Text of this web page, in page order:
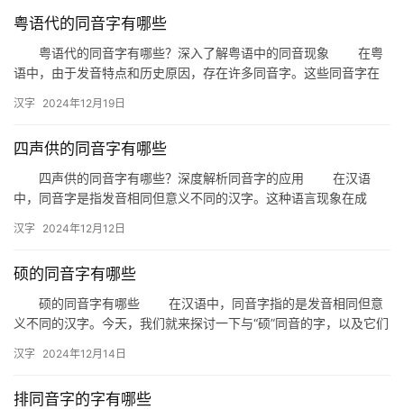
粤语代的同音字有哪些
粤语代的同音字有哪些？深入了解粤语中的同音现象 在粤
语中，由于发音特点和历史原因，存在许多同音字。这些同音字在
涵。那…
汉字 2024年12月19日
四声供的同音字有哪些
四声供的同音字有哪些？深度解析同音字的应用 在汉语
中，同音字是指发音相同但意义不同的汉字。这种语言现象在成
声供”…
汉字 2024年12月12日
硕的同音字有哪些
硕的同音字有哪些 在汉语中，同音字指的是发音相同但意
义不同的汉字。今天，我们就来探讨一下与“硕”同音的字，以及它们
汉字 2024年12月14日
排同音字的字有哪些